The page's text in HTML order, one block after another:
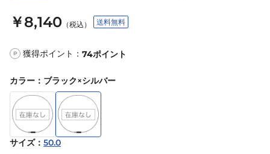
￥8,140 （税込） 送料無料
P 獲得ポイント： 74ポイント
カラー ： ブラック×シルバー
サイズ： 50.0